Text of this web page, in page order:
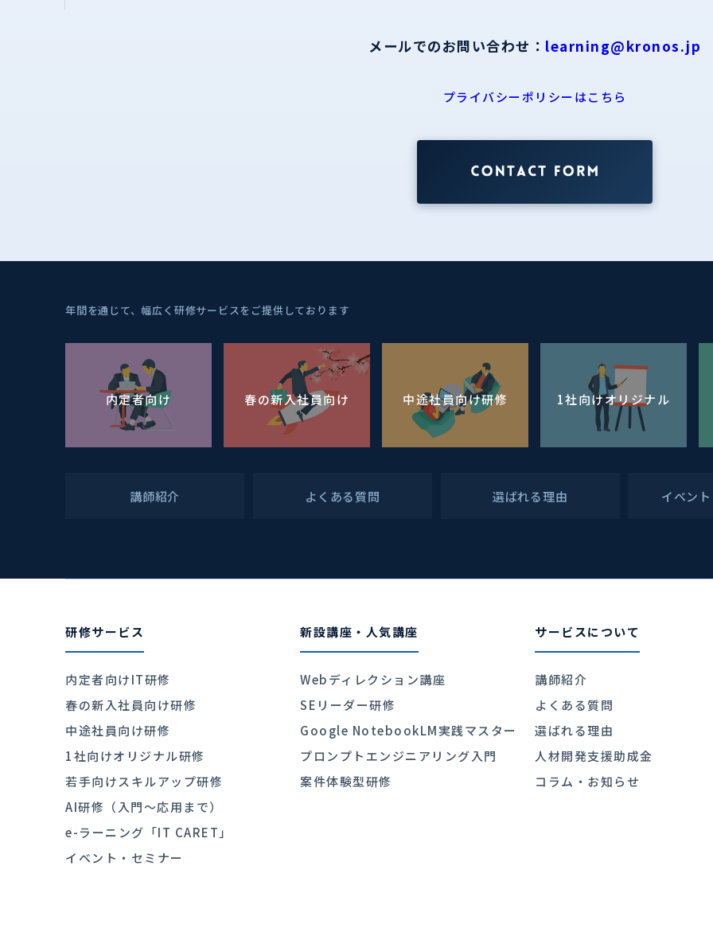
メールでのお問い合わせ： learning@kronos.jp
プライバシーポリシーはこちら
年間を通じて、幅広く研修サービスをご提供しております
内定者向け 春の新入社員向け 中途社員向け研修 1社向けオリジナル
講師紹介 よくある質問 選ばれる理由 イベン
研修サービス
内定者向けIT研修
春の新入社員向け研修
中途社員向け研修
1社向けオリジナル研修
若手向けスキルアップ研修
AI研修（入門〜応用まで）
e-ラーニング「IT CARET」
イベント・セミナー
新設講座・人気講座
Webディレクション講座
SEリーダー研修
Google NotebookLM実践マスター
プロンプトエンジニアリング入門
案件体験型研修
サービスについて
講師紹介
よくある質問
選ばれる理由
人材開発支援助成金
コラム・お知らせ